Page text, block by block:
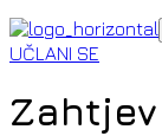
UČLANI SE